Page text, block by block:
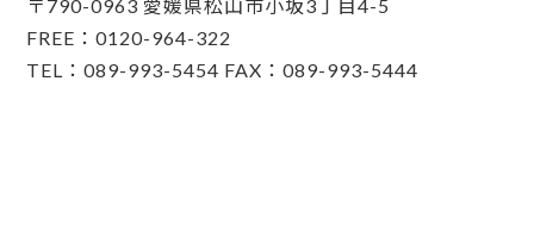
〒790-0963 愛媛県松山市小坂3丁目4-5
FREE：0120-964-322
TEL：089-993-5454 FAX：089-993-5444